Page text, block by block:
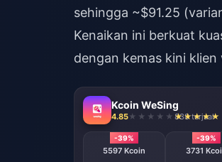
sehingga ~$91.25
Kenaikan ini berkuat
dengan kemas kini klien
Kcoin WeSing
4.85 838 terjual
-39%
5597 Kcoin
-39%
3731